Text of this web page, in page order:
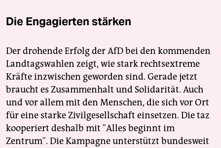
Die Engagierten stärken
Der drohende Erfolg der AfD bei den kommenden
Landtagswahlen zeigt, wie stark rechtsextreme
Kräfte inzwischen geworden sind. Gerade jetzt
braucht es Zusammenhalt und Solidarität. Auch
und vor allem mit den Menschen, die sich vor Ort
für eine starke Zivilgesellschaft einsetzen. Die taz
kooperiert deshalb mit "Alles beginnt im
Zentrum". Die Kampagne unterstützt bundesweit